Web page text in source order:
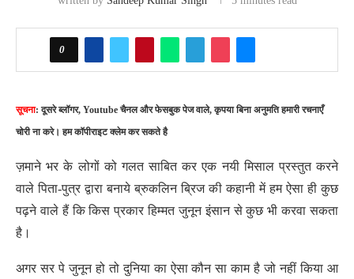
0
सूचना: दूसरे ब्लॉगर, Youtube चैनल और फेसबुक पेज वाले, कृपया बिना अनुमति हमारी रचनाएँ
चोरी ना करे। हम कॉपीराइट क्लेम कर सकते है
ज़माने भर के लोगों को गलत साबित कर एक नयी मिसाल प्रस्तुत करने
वाले पिता-पुत्र द्वारा बनाये ब्रुकलिन ब्रिज की कहानी में हम ऐसा ही कुछ
पढ़ने वाले हैं कि किस प्रकार हिम्मत जुनून इंसान से कुछ भी करवा सकता
है।
अगर सर पे जुनून हो तो दुनिया का ऐसा कौन सा काम है जो नहीं किया आ